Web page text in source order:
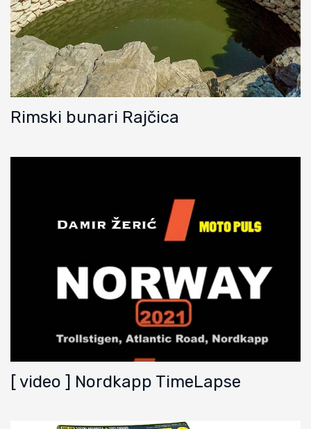
Rimski bunari Rajčica
[ video ] Nordkapp TimeLapse